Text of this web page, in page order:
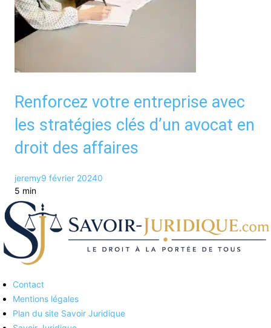
Renforcez votre entreprise avec
les stratégies clés d’un avocat en
droit des affaires
jeremy9 février 20240
5 min
Savoirs juridiques
Contact
Mentions légales
Plan du site Savoir Juridique